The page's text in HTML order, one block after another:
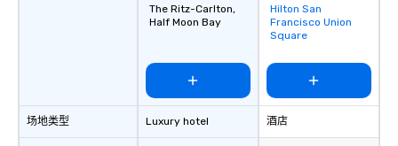
场地类型
The Ritz-Carlton,
Half Moon Bay
Luxury hotel
Removed from
favorites
Hilton San
Francisco Union
Square
酒店